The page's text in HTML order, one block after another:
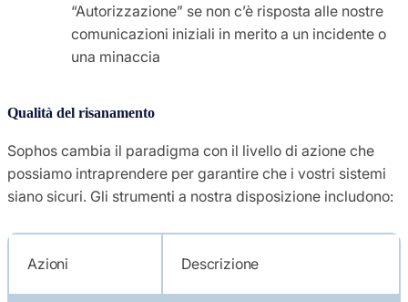
“Autorizzazione” se non c’è risposta alle nostre
comunicazioni iniziali in merito a un incidente o
una minaccia
Qualità del risanamento
Sophos cambia il paradigma con il livello di azione che
possiamo intraprendere per garantire che i vostri sistemi
siano sicuri. Gli strumenti a nostra disposizione includono:
Azioni Descrizione